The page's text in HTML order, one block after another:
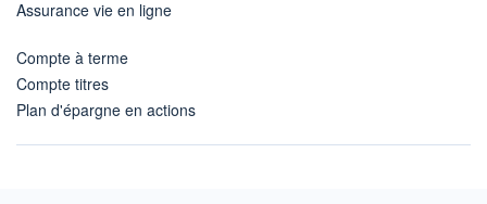
Assurance vie en ligne
Compte à terme
Compte titres
Plan d'épargne en actions